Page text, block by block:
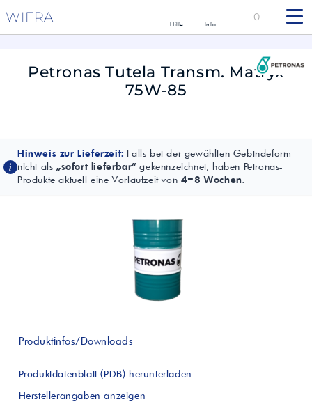
WIFRA Hilfe Info
0
Petronas Tutela Transm. Matryx
75W-85
Hinweis zur Lieferzeit: Falls bei der gewählten Gebindeform
nicht als „sofort lieferbar“ gekennzeichnet, haben Petronas-
Produkte aktuell eine Vorlaufzeit von 4–8 Wochen.
Produktinfos/Downloads
Produktdatenblatt (PDB) herunterladen
Herstellerangaben anzeigen